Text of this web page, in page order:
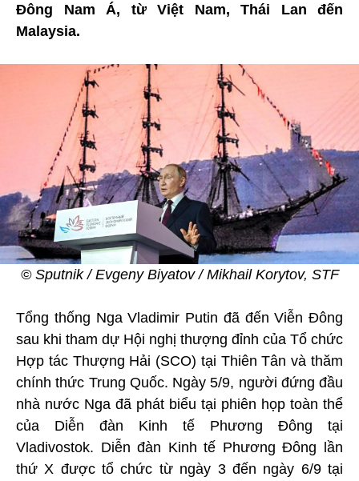
Đông Nam Á, từ Việt Nam, Thái Lan đến
Malaysia.
© Sputnik / Evgeny Biyatov / Mikhail Korytov, STF
Tổng thống Nga Vladimir Putin đã đến Viễn Đông
sau khi tham dự Hội nghị thượng đỉnh của Tổ chức
Hợp tác Thượng Hải (SCO) tại Thiên Tân và thăm
chính thức Trung Quốc. Ngày 5/9, người đứng đầu
nhà nước Nga đã phát biểu tại phiên họp toàn thể
của Diễn đàn Kinh tế Phương Đông tại
Vladivostok. Diễn đàn Kinh tế Phương Đông lần
thứ X được tổ chức từ ngày 3 đến ngày 6/9 tại